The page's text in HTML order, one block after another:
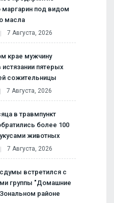
маргарин под видом
масла
7 Августа, 2026
крае мужчину
истязании пятерых
сожительницы
7 Августа, 2026
в травмпункт
более 100
животных
7 Августа, 2026
встретился с
группы "Домашние
районе